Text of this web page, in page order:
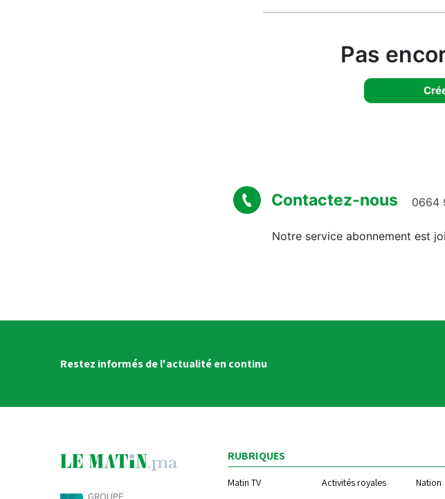
Pas
Contactez-nous 0664
Notre service abonnement est
Restez informés de l'actualité en continu
RUBRIQUES
Matin TV Activités royales
Nation